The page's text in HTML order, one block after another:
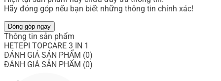
Hãy đóng góp nếu bạn biết những thông tin chính xác!
Đóng góp ngay
Thông tin sản phẩm
HETEPI TOPCARE 3 IN 1
ĐÁNH GIÁ SẢN PHẨM (0)
ĐÁNH GIÁ SẢN PHẨM (0)